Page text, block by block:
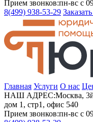
Прием звонков:пн-вс с
8(499) 938-53-29
Главная Услуги О нас
НАШ АДРЕС:Москва,
дом 1, стр1, офис 540
Прием звонков:пн-вс с